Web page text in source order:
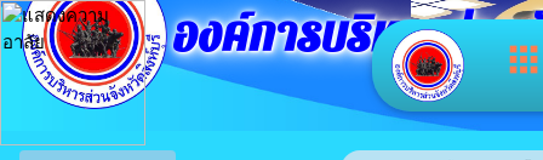
apps
องค์การบริหารส่วน